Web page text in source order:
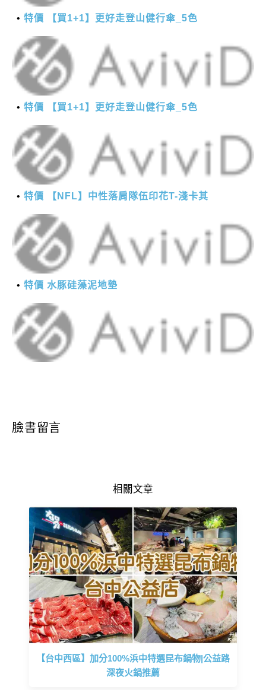
特價 【買1+1】更好走登山健行傘_5色
特價 【買1+1】更好走登山健行傘_5色
特價 【NFL】中性落肩隊伍印花T-淺卡其
特價 水豚硅藻泥地墊
臉書留言
相關文章
【台中西區】加分100%浜中特選昆布鍋物|公益路
深夜火鍋推薦